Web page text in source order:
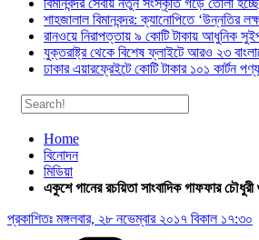
শাহজালাল বিমানবন্দর: ক্যানোপিতে ‘উন্নতির
রানওয়ে নিরাপত্তায় ৯ কোটি টাকায় আধুনিক
যুক্তরাষ্ট্র থেকে বিশেষ ফ্লাইটে আরও ২৩
ঢাকার এয়ারফ্রেইটে কোটি টাকার ১০১ কার্টন
Home
বিনোদন
মিডিয়া
একুশে গানের রচয়িতা সাংবাদিক গাফফার
প্রকাশিতঃ মঙ্গলবার, ২৮ নভেম্বার ২০১৭ বিকাল ১৭:৩০